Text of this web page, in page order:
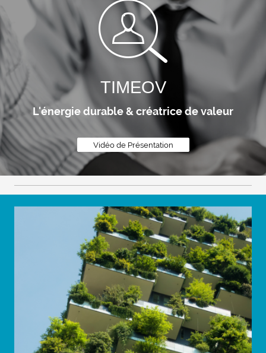
TIMEOV
L'énergie durable & créatrice de valeur
Vidéo de Présentation